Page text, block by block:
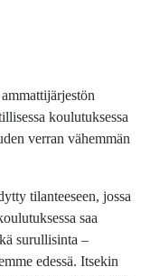
koulutuksessa
verran vähemmän
tilanteeseen, jossa
saa
surullisinta –
edessä. Itsekin